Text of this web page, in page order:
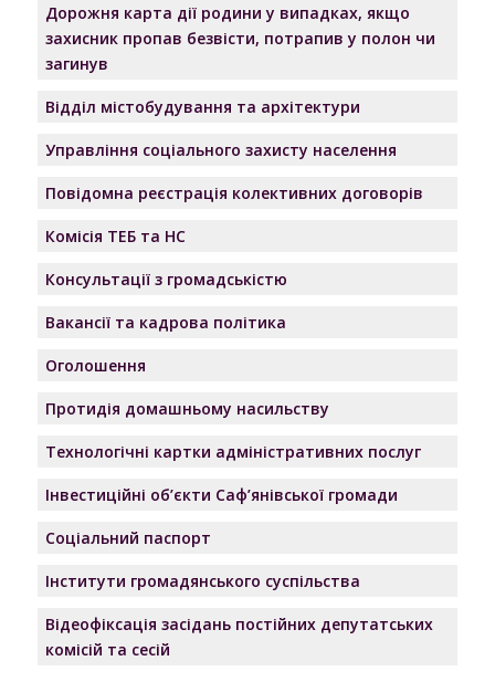
Дорожня карта дії родини у випадках, якщо
захисник пропав безвісти, потрапив у полон чи
загинув
Відділ містобудування та архітектури
Управління соціального захисту населення
Повідомна реєстрація колективних договорів
Комісія ТЕБ та НС
Консультації з громадськістю
Вакансії та кадрова політика
Оголошення
Протидія домашньому насильству
Технологічні картки адміністративних послуг
Інвестиційні об’єкти Саф’янівської громади
Соціальний паспорт
Інститути громадянського суспільства
Відеофіксація засідань постійних депутатських
комісій та сесій